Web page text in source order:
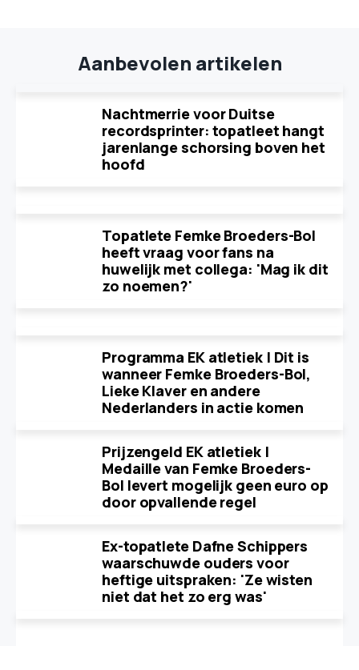
Aanbevolen artikelen
Nachtmerrie voor Duitse
recordsprinter: topatleet hangt
jarenlange schorsing boven het
hoofd
Topatlete Femke Broeders-Bol
heeft vraag voor fans na
huwelijk met collega: 'Mag ik dit
zo noemen?'
Programma EK atletiek | Dit is
wanneer Femke Broeders-Bol,
Lieke Klaver en andere
Nederlanders in actie komen
Prijzengeld EK atletiek |
Medaille van Femke Broeders-
Bol levert mogelijk geen euro op
door opvallende regel
Ex-topatlete Dafne Schippers
waarschuwde ouders voor
heftige uitspraken: 'Ze wisten
niet dat het zo erg was'